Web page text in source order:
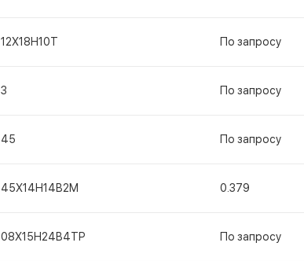
12Х18Н10Т По запросу
3 По запросу
45 По запросу
45Х14Н14В2М 0.379
08Х15Н24В4ТР По запросу